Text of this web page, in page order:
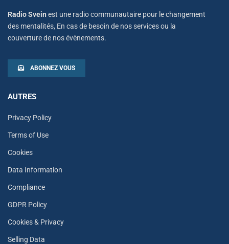
Radio Svein est une radio communautaire pour le changement
des mentalités, En cas de besoin de nos services ou la
couverture de nos évènements.
ABONNEZ VOUS
AUTRES
Privacy Policy
Terms of Use
Cookies
Data Information
Compliance
GDPR Policy
Cookies & Privacy
Selling Data